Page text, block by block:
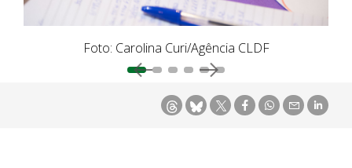
Foto: Carolina Curi/Agência CLDF